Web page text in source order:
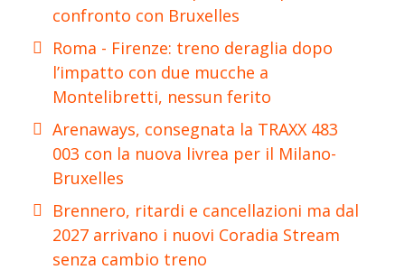
confronto con Bruxelles
Roma - Firenze: treno deraglia dopo
l’impatto con due mucche a
Montelibretti, nessun ferito
Arenaways, consegnata la TRAXX 483
003 con la nuova livrea per il Milano-
Bruxelles
Brennero, ritardi e cancellazioni ma dal
2027 arrivano i nuovi Coradia Stream
senza cambio treno